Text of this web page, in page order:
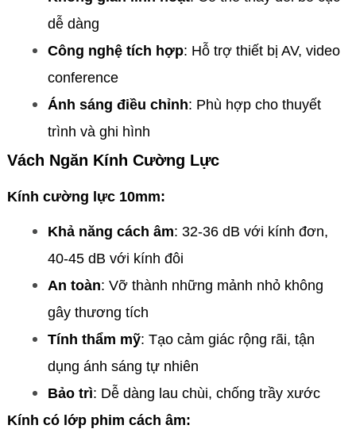
dễ dàng
Công nghệ tích hợp: Hỗ trợ thiết bị AV, video
conference
Ánh sáng điều chỉnh: Phù hợp cho thuyết
trình và ghi hình
Vách Ngăn Kính Cường Lực
Kính cường lực 10mm:
Khả năng cách âm: 32-36 dB với kính đơn,
40-45 dB với kính đôi
An toàn: Vỡ thành những mảnh nhỏ không
gây thương tích
Tính thẩm mỹ: Tạo cảm giác rộng rãi, tận
dụng ánh sáng tự nhiên
Bảo trì: Dễ dàng lau chùi, chống trầy xước
Kính có lớp phim cách âm: